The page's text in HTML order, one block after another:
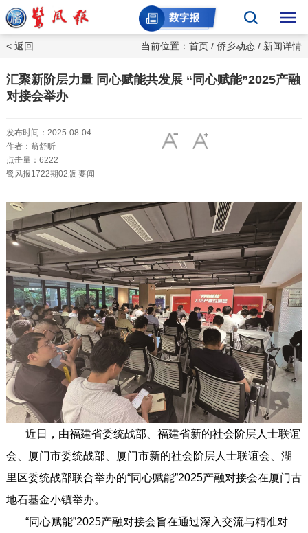
当前位置：首页 /侨乡动态 / 新闻详情
< 返回
汇聚新阶层力量 同心赋能共发展 “同心赋能”2025产融
对接会举办
发布时间：2025-08-04
作者：翁舒昕
点击量：6222
鹭风报1722期02版 要闻
近日，由福建省委统战部、福建省新的社会阶层人士联谊
会、厦门市委统战部、厦门市新的社会阶层人士联谊会、湖
里区委统战部联合举办的“同心赋能”2025产融对接会在厦门古
地石基金小镇举办。
“同心赋能”2025产融对接会旨在通过深入交流与精准对